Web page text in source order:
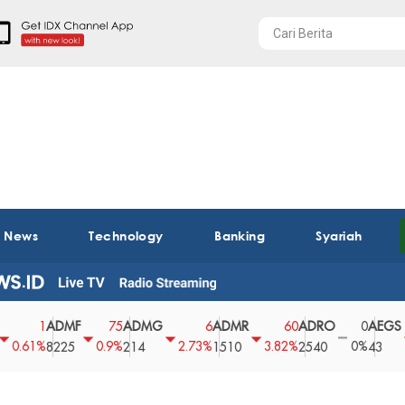
Technology Banking Syariah
ADMF
8225
75
0.9%
ADMG
214
2.73%
ADMR
1510
3.82%
ADRO
2540
0
0%
AEGS